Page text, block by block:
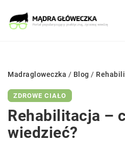
Madragloweczka / Blog /
ZDROWE CIAŁO
Rehabilitacja –
wiedzieć?